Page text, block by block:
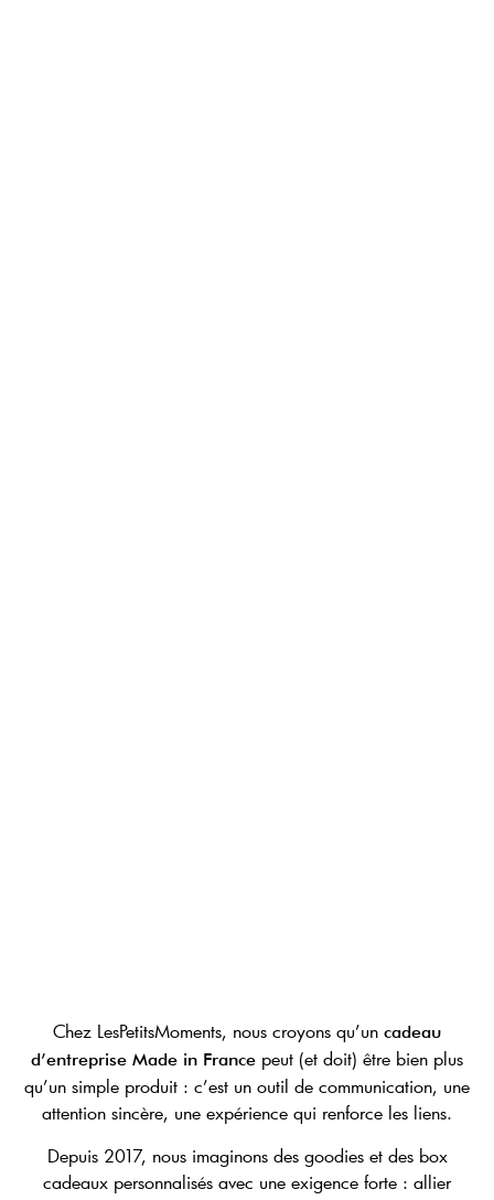
Chez LesPetitsMoments, nous croyons qu’un cadeau
d’entreprise Made in France peut (et doit) être bien plus
qu’un simple produit : c’est un outil de communication, une
attention sincère, une expérience qui renforce les liens.
Depuis 2017, nous imaginons des goodies et des box
cadeaux personnalisés avec une exigence forte : allier